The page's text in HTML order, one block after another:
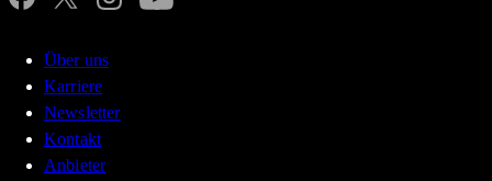
Über uns
Karriere
Newsletter
Kontakt
Anbieter